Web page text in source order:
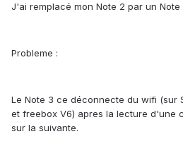
J'ai remplacé mon Note 2 par un
Probleme :
Le Note 3 ce déconnecte du wifi (sur
et freebox V6) apres la lecture d'une
sur la suivante.